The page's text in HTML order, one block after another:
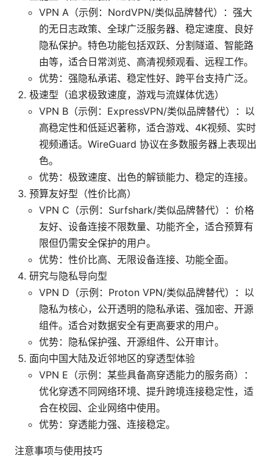
VPN A（示例：NordVPN/类似品牌替代）：强大
的无日志政策、全球广泛服务器、稳定速度、良好
隐私保护。特色功能包括双跃、分割隧道、智能路
由等，适合日常浏览、高清视频观看、远程工作。
优势：强隐私承诺、稳定性好、跨平台支持广泛。
极速型（追求极致速度，游戏与流媒体优选）
VPN B（示例：ExpressVPN/类似品牌替代）：以
高稳定性和低延迟著称，适合游戏、4K视频、实时
视频通话。WireGuard 协议在多数服务器上表现出
色。
优势：极致速度、出色的解锁能力、稳定的连接。
预算友好型（性价比高）
VPN C（示例：Surfshark/类似品牌替代）：价格
友好、设备连接不限数量、功能齐全，适合预算有
限但仍需安全保护的用户。
优势：性价比高、无限设备连接、功能全面。
研究与隐私导向型
VPN D（示例：Proton VPN/类似品牌替代）：以
隐私为核心，公开透明的隐私承诺、强加密、开源
组件。适合对数据安全有更高要求的用户。
优势：隐私保护强、开源组件、公开审计。
面向中国大陆及近邻地区的穿透型体验
VPN E（示例：某些具备高穿透能力的服务商）：
优化穿透不同网络环境、提升跨境连接稳定性，适
合在校园、企业网络中使用。
优势：穿透能力强、连接稳定。
注意事项与使用技巧